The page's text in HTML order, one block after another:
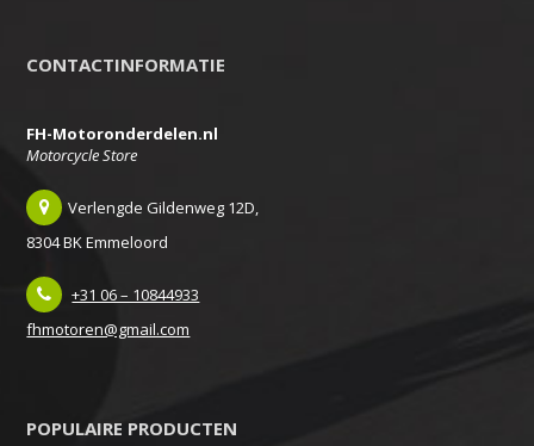
CONTACTINFORMATIE
FH-Motoronderdelen.nl
Motorcycle Store
Verlengde Gildenweg 12D,
8304 BK Emmeloord
+31 06 – 10844933
fhmotoren@gmail.com
POPULAIRE PRODUCTEN